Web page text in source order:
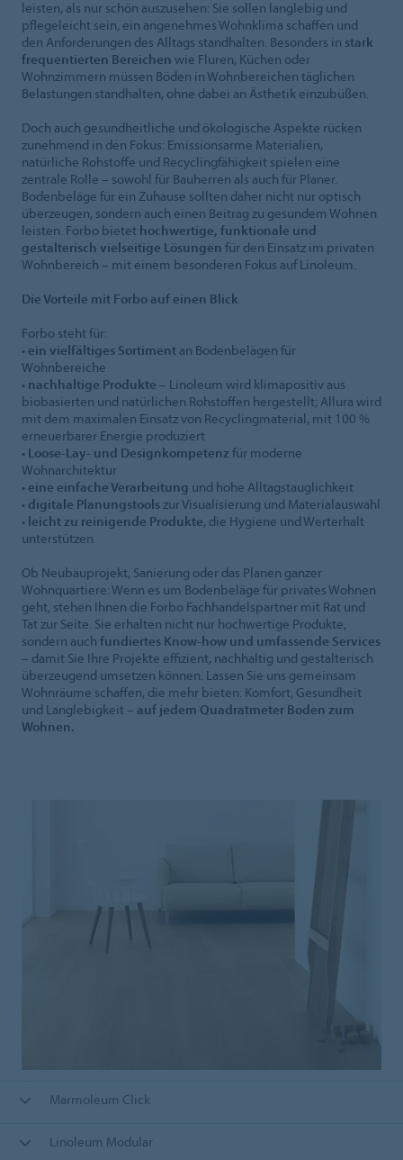
leisten, als nur schön auszusehen: Sie sollen langlebig und
pflegeleicht sein, ein angenehmes Wohnklima schaffen und
den Anforderungen des Alltags standhalten. Besonders in stark
frequentierten Bereichen wie Fluren, Küchen oder
Wohnzimmern müssen Böden in Wohnbereichen täglichen
Belastungen standhalten, ohne dabei an Ästhetik einzubüßen.
Doch auch gesundheitliche und ökologische Aspekte rücken
zunehmend in den Fokus: Emissionsarme Materialien,
natürliche Rohstoffe und Recyclingfähigkeit spielen eine
zentrale Rolle – sowohl für Bauherren als auch für Planer.
Bodenbeläge für ein Zuhause sollten daher nicht nur optisch
überzeugen, sondern auch einen Beitrag zu gesundem Wohnen
leisten. Forbo bietet hochwertige, funktionale und
gestalterisch vielseitige Lösungen für den Einsatz im privaten
Wohnbereich – mit einem besonderen Fokus auf Linoleum.
Die Vorteile mit Forbo auf einen Blick
Forbo steht für:
• ein vielfältiges Sortiment an Bodenbelägen für
Wohnbereiche
• nachhaltige Produkte – Linoleum wird klimapositiv aus
biobasierten und natürlichen Rohstoffen hergestellt; Allura wird
mit dem maximalen Einsatz von Recyclingmaterial, mit 100 %
erneuerbarer Energie produziert
• Loose-Lay- und Designkompetenz für moderne
Wohnarchitektur
• eine einfache Verarbeitung und hohe Alltagstauglichkeit
• digitale Planungstools zur Visualisierung und Materialauswahl
• leicht zu reinigende Produkte, die Hygiene und Werterhalt
unterstützen
Ob Neubauprojekt, Sanierung oder das Planen ganzer
Wohnquartiere: Wenn es um Bodenbeläge für privates Wohnen
geht, stehen Ihnen die Forbo Fachhandelspartner mit Rat und
Tat zur Seite. Sie erhalten nicht nur hochwertige Produkte,
sondern auch fundiertes Know-how und umfassende Services
– damit Sie Ihre Projekte effizient, nachhaltig und gestalterisch
überzeugend umsetzen können. Lassen Sie uns gemeinsam
Wohnräume schaffen, die mehr bieten: Komfort, Gesundheit
und Langlebigkeit – auf jedem Quadratmeter Boden zum
Wohnen.
Marmoleum Click
Linoleum Modular